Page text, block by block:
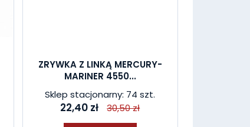
ZRYWKA Z LINKĄ MERCURY-
MARINER 4550...
Sklep stacjonarny: 74 szt.
22,40 zł 30,50 zł